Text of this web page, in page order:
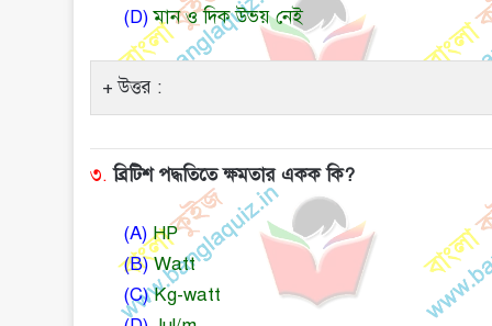
(D)মান ও দিক উভয় নেই
উত্তর :
৩. ব্রিটিশ পদ্ধতিতে ক্ষমতার একক কি?
(A)HP
(B)Watt
(C)Kg-watt